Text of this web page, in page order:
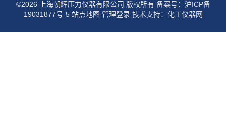
©2026 上海朝辉压力仪器有限公司 版权所有 备案号：沪ICP备
19031877号-5 站点地图 管理登录技术支持： 化工仪器网